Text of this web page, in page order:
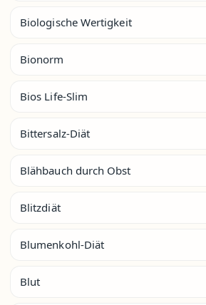
Biologische Wertigkeit
Bionorm
Bios Life-Slim
Bittersalz-Diät
Blähbauch durch Obst
Blitzdiät
Blumenkohl-Diät
Blut